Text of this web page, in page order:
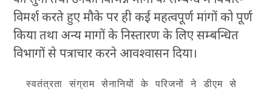
विमर्श करते हुए मौके पर ही कई महत्वपूर्ण मांगों को पूर्ण
किया तथा अन्य मागों के निस्तारण के लिए सम्बन्धित
विभागों से पत्राचार करने आवश्वासन दिया।